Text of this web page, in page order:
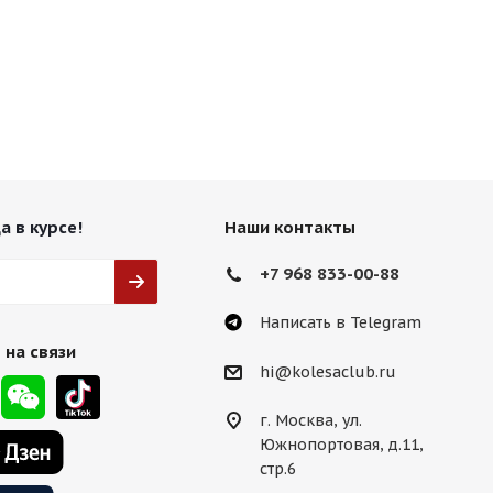
в курсе!
связи
Наши контакты
+7 968 833-00-88
Написать в Telegram
hi@kolesaclub.ru
г. Москва, ул.
Южнопортовая, д.11,
стр.6